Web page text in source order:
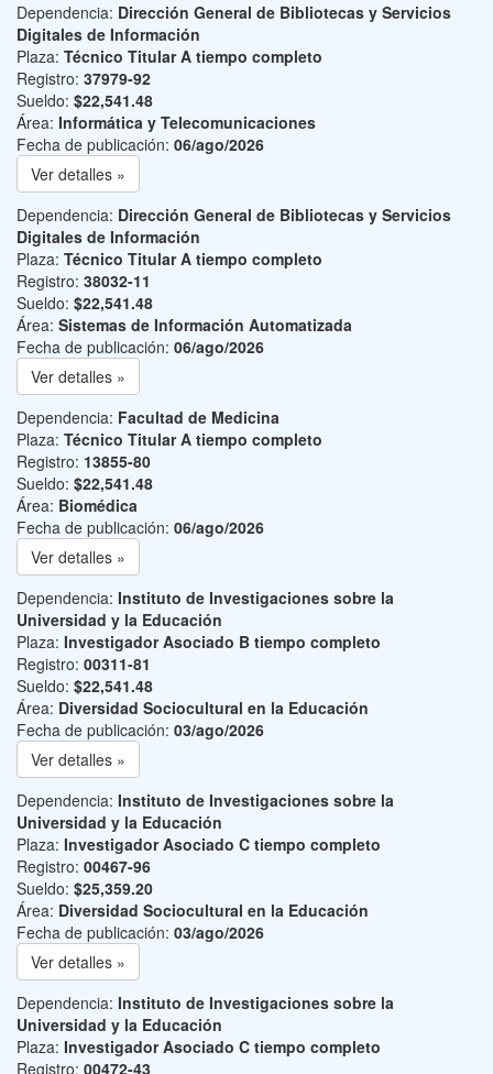
Dependencia: Dirección General de Bibliotecas y Servicios
Digitales de Información
Plaza: Técnico Titular A tiempo completo
Registro: 37979-92
Sueldo: $22,541.48
Área: Informática y Telecomunicaciones
Fecha de publicación: 06/ago/2026
Ver detalles »
Dependencia: Dirección General de Bibliotecas y Servicios
Digitales de Información
Plaza: Técnico Titular A tiempo completo
Registro: 38032-11
Sueldo: $22,541.48
Área: Sistemas de Información Automatizada
Fecha de publicación: 06/ago/2026
Ver detalles »
Dependencia: Facultad de Medicina
Plaza: Técnico Titular A tiempo completo
Registro: 13855-80
Sueldo: $22,541.48
Área: Biomédica
Fecha de publicación: 06/ago/2026
Ver detalles »
Dependencia: Instituto de Investigaciones sobre la
Universidad y la Educación
Plaza: Investigador Asociado B tiempo completo
Registro: 00311-81
Sueldo: $22,541.48
Área: Diversidad Sociocultural en la Educación
Fecha de publicación: 03/ago/2026
Ver detalles »
Dependencia: Instituto de Investigaciones sobre la
Universidad y la Educación
Plaza: Investigador Asociado C tiempo completo
Registro: 00467-96
Sueldo: $25,359.20
Área: Diversidad Sociocultural en la Educación
Fecha de publicación: 03/ago/2026
Ver detalles »
Dependencia: Instituto de Investigaciones sobre la
Universidad y la Educación
Plaza: Investigador Asociado C tiempo completo
Registro: 00472-43